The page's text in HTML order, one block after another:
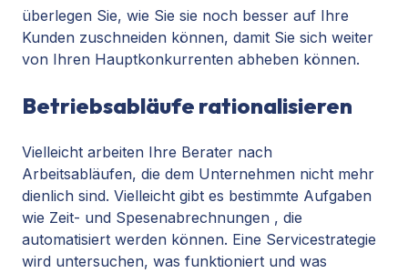
überlegen Sie, wie Sie sie noch besser auf Ihre
Kunden zuschneiden können, damit Sie sich weiter
von Ihren Hauptkonkurrenten abheben können.
Betriebsabläufe rationalisieren
Vielleicht arbeiten Ihre Berater nach
Arbeitsabläufen, die dem Unternehmen nicht mehr
dienlich sind. Vielleicht gibt es bestimmte Aufgaben
wie Zeit- und Spesenabrechnungen , die
automatisiert werden können. Eine Servicestrategie
wird untersuchen, was funktioniert und was